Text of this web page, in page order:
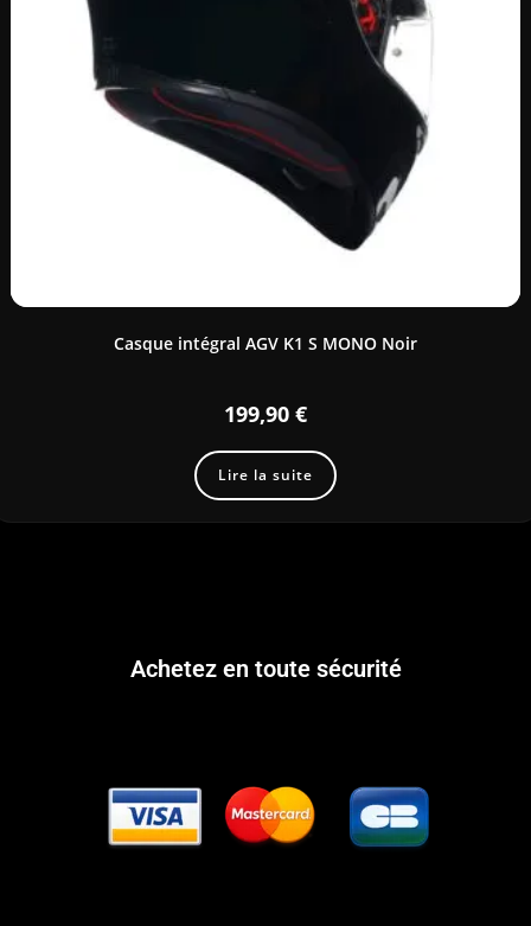
Casque intégral AGV K1 S MONO Noir
199,90 €
Lire la suite
Achetez en toute sécurité